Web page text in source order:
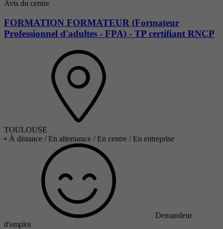
Avis du centre
FORMATION FORMATEUR (Formateur
Professionnel d'adultes - FPA) - TP certifiant RNCP
TOULOUSE
• À distance / En alternance / En centre / En entreprise
Demandeur
d'emploi